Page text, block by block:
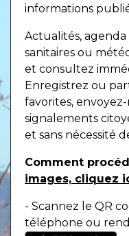
informations
Actualités,
sanitaires ou
et consultez
Enregistrez ou
favorites,
signalements
et sans nécessité
Comment
images, cliquez
- Scannez le QR
téléphone ou